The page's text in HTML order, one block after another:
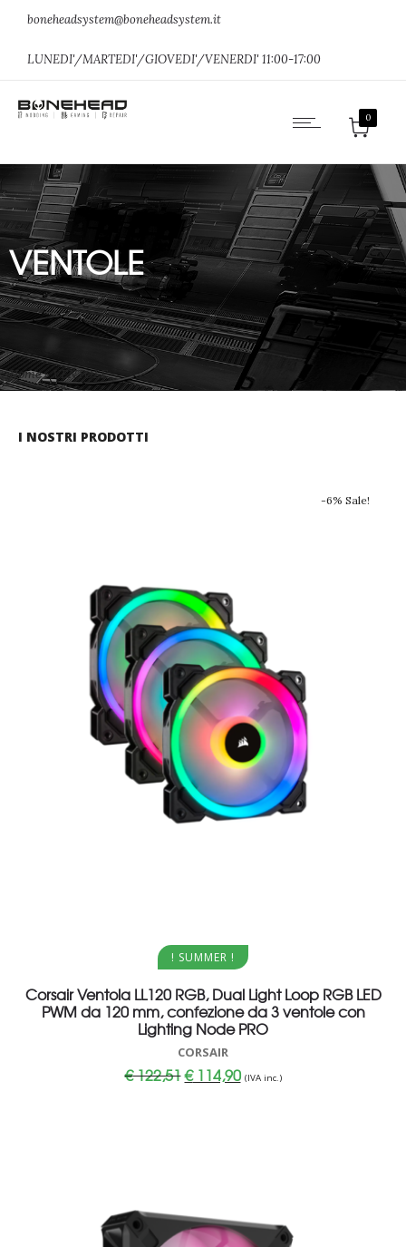
boneheadsystem@boneheadsystem.it
LUNEDI'/MARTEDI'/GIOVEDI'/VENERDI' 11:00-17:00
0
VENTOLE
Home»VENTOLE
I NOSTRI PRODOTTI
-6% Sale!
Aggiungi al carrello
! SUMMER !
Corsair Ventola LL120 RGB, Dual Light Loop RGB LED
PWM da 120 mm, confezione da 3 ventole con
Lighting Node PRO
CORSAIR
€122,51Il
prezzo
€114,90Il
prezzo
(IVA inc.)